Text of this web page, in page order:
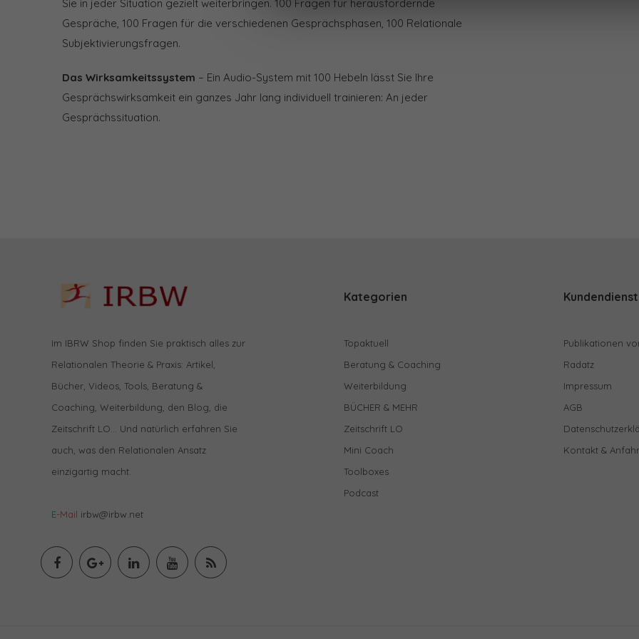
Sie in jeder Situation gezielt weiterbringen. 100 Fragen für herausfordernde
Gespräche, 100 Fragen für die verschiedenen Gesprächsphasen, 100 Relationale
Subjektivierungsfragen.
Das Wirksamkeitssystem – Ein Audio-System mit 100 Hebeln lässt Sie Ihre
Gesprächswirksamkeit ein ganzes Jahr lang individuell trainieren: An jeder
Gesprächssituation.
Im IBRW Shop finden Sie praktisch alles zur
Relationalen Theorie & Praxis: Artikel,
Bücher, Videos, Tools, Beratung &
Coaching, Weiterbildung, den Blog, die
Zeitschrift LO… Und natürlich erfahren Sie
auch, was den Relationalen Ansatz
einzigartig macht.
E-Mail irbw@irbw.net
Kategorien
Topaktuell
Beratung & Coaching
Weiterbildung
BÜCHER & MEHR
Zeitschrift LO
Mini Coach
Toolboxes
Podcast
Kundendienst
Publikationen
Radatz
Impressum
AGB
Kontakt &